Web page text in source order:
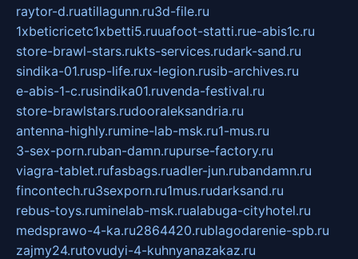
raytor-d.ruatillagunn.ru3d-file.ru
1xbeticricetc1xbetti5.ruuafoot-statti.rue-abis1c.ru
store-brawl-stars.rukts-services.rudark-sand.ru
sindika-01.rusp-life.rux-legion.rusib-archives.ru
e-abis-1-c.rusindika01.ruvenda-festival.ru
store-brawlstars.rudooraleksandria.ru
antenna-highly.rumine-lab-msk.ru1-mus.ru
3-sex-porn.ruban-damn.rupurse-factory.ru
viagra-tablet.rufasbags.ruadler-jun.rubandamn.ru
fincontech.ru3sexporn.ru1mus.rudarksand.ru
rebus-toys.ruminelab-msk.rualabuga-cityhotel.ru
medsprawo-4-ka.ru2864420.rublagodarenie-spb.ru
zajmy24.rutovudyi-4-kuhnyanazakaz.ru